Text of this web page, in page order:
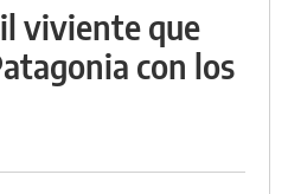
viviente que
con los